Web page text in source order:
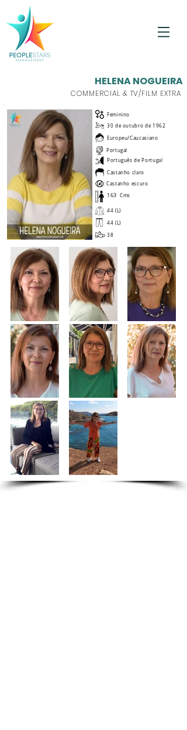
HELENA NOGUEIRA
COMMERCIAL & TV/FILM EXTRA
Feminino
30 de outubro de 1962
Europeu/Caucasiano
Portugal
Português de Portugal
Castanho claro
Castanho escuro
163 Cms
44 (L)
44 (L)
38